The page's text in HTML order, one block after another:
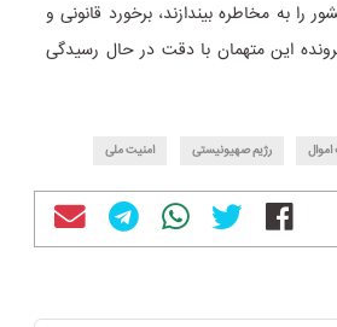
را به مخاطره بیندازند، برخورد قانونی و
این متهمان با دقت در حال رسیدگی
رژیم صهیونیستی امنیت ملی